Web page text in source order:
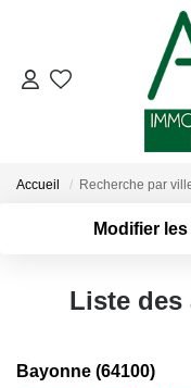
Accueil Recherche par
Modifier
Type de bien
Budget max
Liste des
Bayonne (64100)